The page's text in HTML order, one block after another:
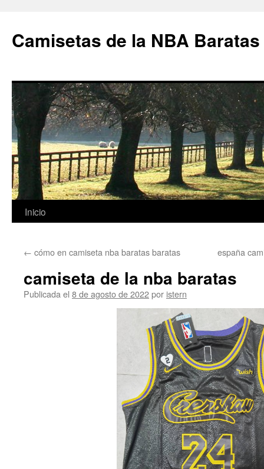
Camisetas de la NBA
Saltar
contenido
Inicio
← cómo en camiseta nba baratas baratas españa
camiseta de la nba baratas
Publicada el 8 de agosto de 2022por istern